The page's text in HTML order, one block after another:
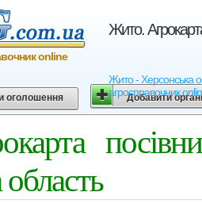
Жито.
Жито - Херсонська
агросправочник
online
оголошення Добавити